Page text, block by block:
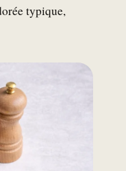
typique,